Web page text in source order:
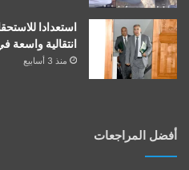
استعدادا
انتقالية
منذ 3 أسابيع
أفضل المراجعات